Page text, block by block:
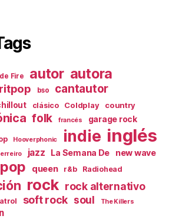
Fire autor autora
bso cantautor
clásico Coldplay country
folk francés garage rock
Hooverphonic indie inglés
jazz La Semana De new wave
pop queen r&b Radiohead
rock rock alternativo
soft rock soul The Killers